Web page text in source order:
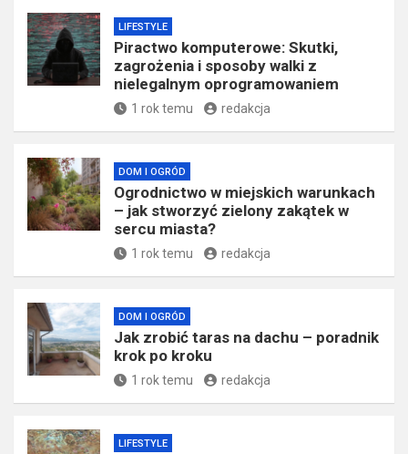
LIFESTYLE
Piractwo komputerowe: Skutki,
zagrożenia i sposoby walki z
nielegalnym oprogramowaniem
1 rok temu redakcja
DOM I OGRÓD
Ogrodnictwo w miejskich warunkach
– jak stworzyć zielony zakątek w
sercu miasta?
1 rok temu redakcja
DOM I OGRÓD
Jak zrobić taras na dachu – poradnik
krok po kroku
1 rok temu redakcja
LIFESTYLE